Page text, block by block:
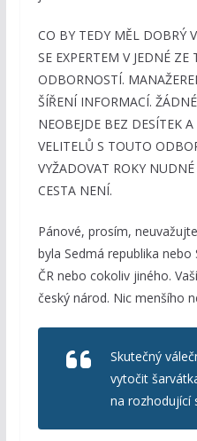
CO BY TEDY MĚL DOBRÝ
SE EXPERTEM V JEDNÉ ZE
ODBORNOSTÍ.
ŠÍŘENÍ INFORMACÍ.
NEOBEJDE BEZ DESÍTEK
VELITELŮ S TOUTO
VYŽADOVAT ROKY
CESTA NENÍ.
Pánové, prosím,
byla Sedmá republika
ČR nebo cokoliv jiného.
český národ. Nic menšího
Skutečný
vytočit
na rozhodující